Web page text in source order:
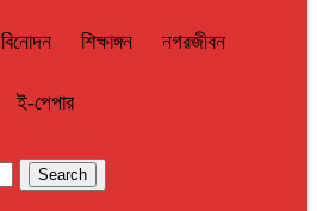
বিনোদন শিক্ষাঙ্গন নগরজীবন
ই-পেপার